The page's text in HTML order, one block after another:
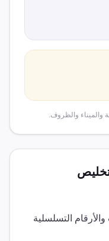
والميناء والظروف.
التسلسلية